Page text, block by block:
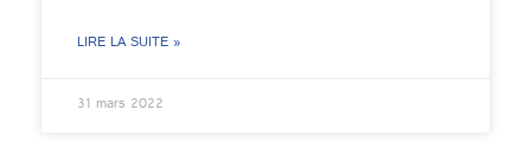
LIRE LA SUITE »
31 mars 2022